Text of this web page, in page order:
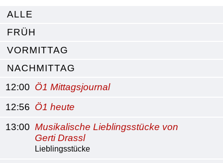
ALLE
FRÜH
VORMITTAG
NACHMITTAG
12:00 Ö1 Mittagsjournal
12:56 Ö1 heute
13:00 Musikalische Lieblingsstücke von
Gerti Drassl
Lieblingsstücke